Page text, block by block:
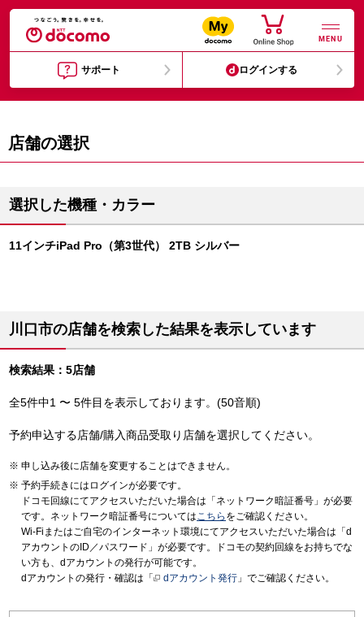
MENU
サポート ログインする
店舗の選択
選択した機種・カラー
11インチiPad Pro（第3世代） 2TB シルバー
川口市の店舗を検索した結果を表示しています
検索結果：5店舗
全5件中1 〜 5件目を表示しております。(50音順)
予約申込する店舗/購入商品受取り店舗を選択してください。
申し込み後に店舗を変更することはできません。
予約手続きにはログインが必要です。
ドコモ回線にてアクセスいただいた場合は「ネットワーク暗証番号」が必要
です。ネットワーク暗証番号についてはこちら をご確認ください。
Wi-Fiまたはご自宅のインターネット環境にてアクセスいただいた場合は「d
アカウントのID／パスワード」が必要です。ドコモの契約回線をお持ちでな
い方も、dアカウントの発行が可能です。
dアカウントの発行・確認は「
dアカウント発行 」でご確認ください。